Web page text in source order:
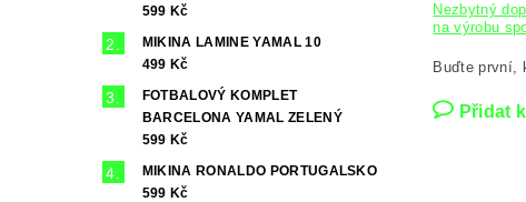
599 Kč
MIKINA LAMINE YAMAL 10
499 Kč
FOTBALOVÝ KOMPLET
BARCELONA YAMAL ZELENÝ
599 Kč
MIKINA RONALDO PORTUGALSKO
599 Kč
Nezbytný
na výrobu
Buďte první,
Přidat